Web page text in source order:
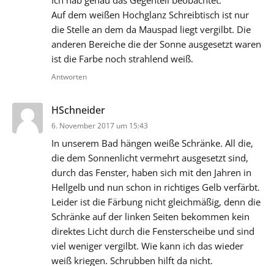
Auf dem weißen Hochglanz Schreibtisch ist nur
die Stelle an dem da Mauspad liegt vergilbt. Die
anderen Bereiche die der Sonne ausgesetzt waren
ist die Farbe noch strahlend weiß.
Antworten
HSchneider
6. November 2017 um 15:43
In unserem Bad hängen weiße Schränke. All die,
die dem Sonnenlicht vermehrt ausgesetzt sind,
durch das Fenster, haben sich mit den Jahren in
Hellgelb und nun schon in richtiges Gelb verfärbt.
Leider ist die Färbung nicht gleichmäßig, denn die
Schränke auf der linken Seiten bekommen kein
direktes Licht durch die Fensterscheibe und sind
viel weniger vergilbt. Wie kann ich das wieder
weiß kriegen. Schrubben hilft da nicht.